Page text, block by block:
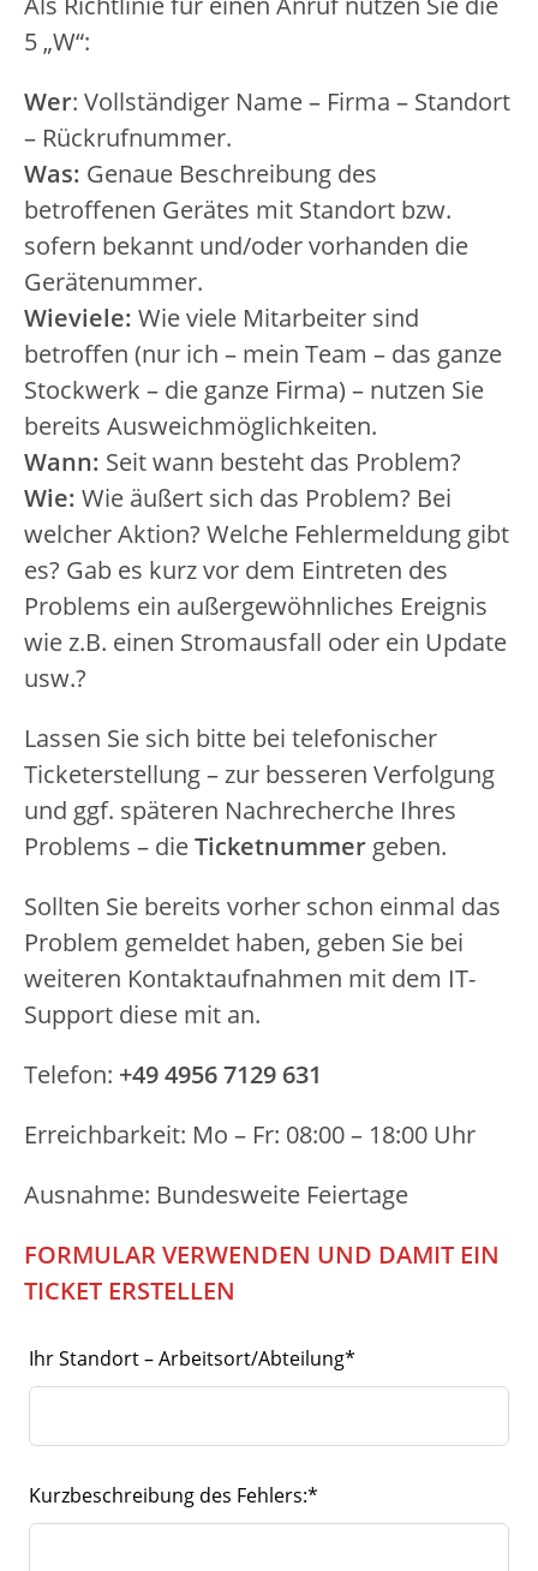
5 „W“:
Wer: Vollständiger Name – Firma – Standort
– Rückrufnummer.
Was: Genaue Beschreibung des
betroffenen Gerätes mit Standort bzw.
sofern bekannt und/oder vorhanden die
Gerätenummer.
Wieviele: Wie viele Mitarbeiter sind
betroffen (nur ich – mein Team – das ganze
Stockwerk – die ganze Firma) – nutzen Sie
bereits Ausweichmöglichkeiten.
Wann: Seit wann besteht das Problem?
Wie: Wie äußert sich das Problem? Bei
welcher Aktion? Welche Fehlermeldung gibt
es? Gab es kurz vor dem Eintreten des
Problems ein außergewöhnliches Ereignis
wie z.B. einen Stromausfall oder ein Update
usw.?
Lassen Sie sich bitte bei telefonischer
Ticketerstellung – zur besseren Verfolgung
und ggf. späteren Nachrecherche Ihres
Problems – dieTicketnummer geben.
Sollten Sie bereits vorher schon einmal das
Problem gemeldet haben, geben Sie bei
weiteren Kontaktaufnahmen mit dem IT-
Support diese mit an.
Telefon: +49 4956 7129 631
Erreichbarkeit: Mo – Fr: 08:00 – 18:00 Uhr
Ausnahme: Bundesweite Feiertage
FORMULAR VERWENDEN UND DAMIT EIN
TICKET ERSTELLEN
a
s
d
e
Ihr Standort – Arbeitsort/Abteilung*
Kurzbeschreibung des Fehlers:*